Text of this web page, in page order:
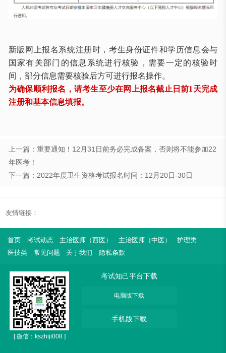
新版网上报名系统注册时，考生身份证件和学历信息会与
国家有关部门的信息系统进行核验，需要一定的核验时
间，部分信息需要核验后方可进行报名操作。
为确保顺利报名，请考生至少在网上报名截止日前1天完成
注册和基本信息填报。
上一篇：重要通知！12月31日前务必完成备案，否则将不能参加22
年医考！
下一篇：2022年度卫生资格考试报名时间：12月20日-30日
友情链接：
首页 考试动态 主治医师（西医） 主治医师（中医）
护理类
医技类
常见问题 关于我们 隐私条款
[ 微信：kszhiji008 ]
考试知己平台下载
电脑版下载
手机版下载